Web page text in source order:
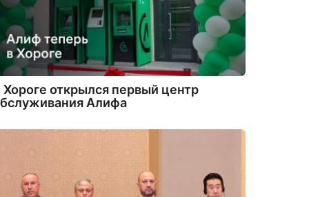
Хороге открылся первый центр
Алифа